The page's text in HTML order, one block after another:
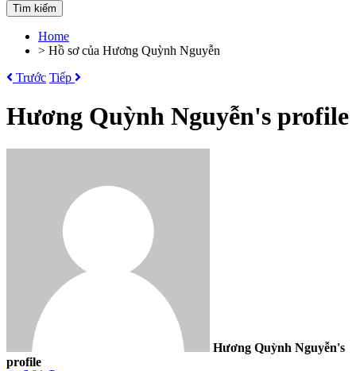
Tìm kiếm
Home
> Hồ sơ của Hương Quỳnh Nguyễn
Trước Tiếp
Hương Quỳnh Nguyễn's profile
Hương Quỳnh Nguyễn's
profile